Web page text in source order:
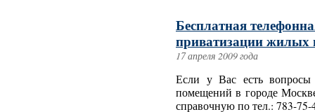
Бесплатная
приватизации жилых
17 апреля 2009 года
Если у Вас есть
помещений в городе
справочную по тел.: 783-75-